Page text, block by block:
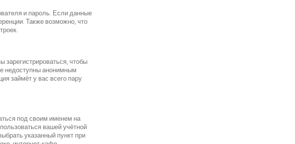
и пароль. Если данные
Также возможно, что
зарегистрироваться, чтобы
недоступны анонимным
займёт у вас всего пару
под своим именем на
вашей учётной
указанный пункт при